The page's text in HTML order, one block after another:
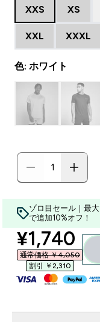
XXS XS
XXL XXXL
色: ホワイト
ゾロ目セール｜最
で追加10%オフ！
¥1,740‎
通常価格 ￥4,050‎
割引 ￥2,310‎